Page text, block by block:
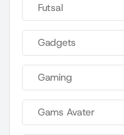
Futsal
Gadgets
Gaming
Gams Avater